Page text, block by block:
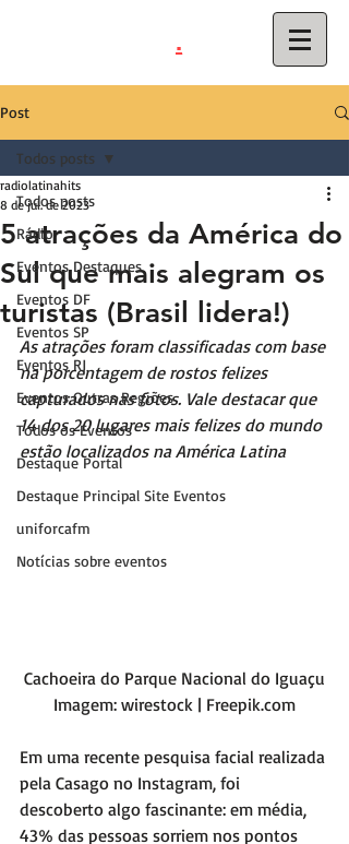
.
Post
Todos posts
Rádio
Eventos Destaques
Eventos DF
Eventos SP
Eventos RJ
Eventos Outras Regiões
Todos os Eventos
Destaque Portal
Destaque Principal Site Eventos
uniforcafm
Notícias sobre eventos
Todos posts
5 atrações da América do
Sul que mais alegram os
turistas (Brasil lidera!)
radiolatinahits
8 de jul. de 2023
As atrações foram classificadas com base
na porcentagem de rostos felizes
capturados nas fotos. Vale destacar que
14 dos 20 lugares mais felizes do mundo
estão localizados na América Latina
Cachoeira do Parque Nacional do Iguaçu
Imagem: wirestock | Freepik.com
Em uma recente pesquisa facial realizada
pela Casago no Instagram, foi
descoberto algo fascinante: em média,
43% das pessoas sorriem nos pontos